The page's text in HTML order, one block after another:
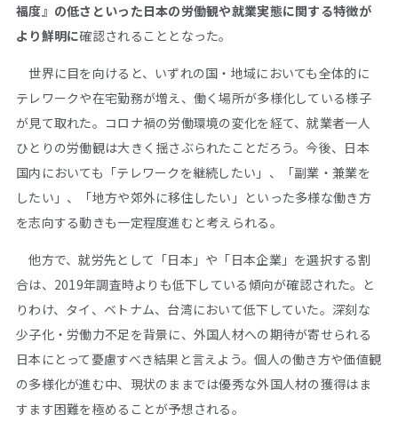
福度』の低さといった日本の労働観や就業実態に関する特徴が
より鮮明に確認されることとなった。
世界に目を向けると、いずれの国・地域においても全体的に
テレワークや在宅勤務が増え、働く場所が多様化している様子
が見て取れた。コロナ禍の労働環境の変化を経て、就業者一人
ひとりの労働観は大きく揺さぶられたことだろう。今後、日本
国内においても「テレワークを継続したい」、「副業・兼業を
したい」、「地方や郊外に移住したい」といった多様な働き方
を志向する動きも一定程度進むと考えられる。
他方で、就労先として「日本」や「日本企業」を選択する割
合は、2019年調査時よりも低下している傾向が確認された。と
りわけ、タイ、ベトナム、台湾において低下していた。深刻な
少子化・労働力不足を背景に、外国人材への期待が寄せられる
日本にとって憂慮すべき結果と言えよう。個人の働き方や価値観
の多様化が進む中、現状のままでは優秀な外国人材の獲得はま
すます困難を極めることが予想される。